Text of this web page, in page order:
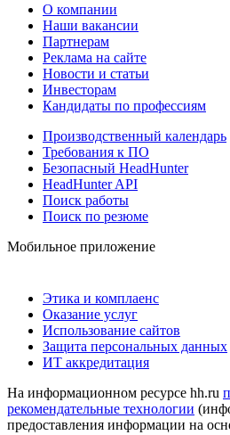
О компании
Наши вакансии
Партнерам
Реклама на сайте
Новости и статьи
Инвесторам
Кандидаты по профессиям
Производственный календарь
Требования к ПО
Безопасный HeadHunter
HeadHunter API
Поиск работы
Поиск по резюме
Мобильное приложение
Этика и комплаенс
Оказание услуг
Использование сайтов
Защита персональных данных
ИТ аккредитация
На информационном ресурсе hh.ru
рекомендательные технологии
предоставления информации на